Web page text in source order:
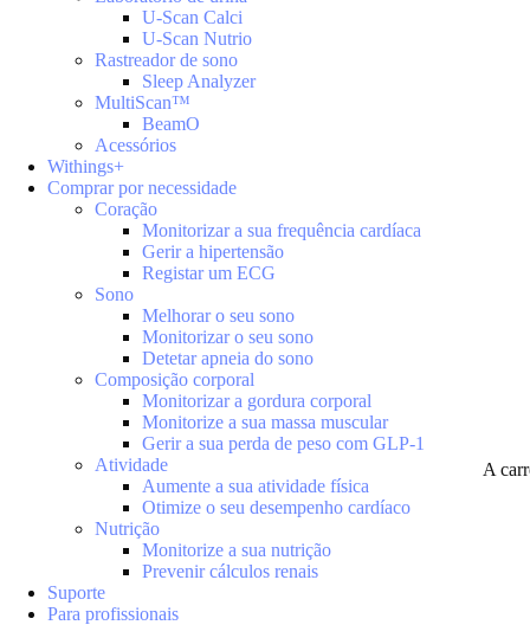
A
U-Scan Calci
U-Scan Nutrio
Rastreador de sono
Sleep Analyzer
MultiScan™
BeamO
Acessórios
Withings+
Comprar por necessidade
Coração
Monitorizar a sua frequência cardíaca
Gerir a hipertensão
Registar um ECG
Sono
Melhorar o seu sono
Monitorizar o seu sono
Detetar apneia do sono
Composição corporal
Monitorizar a gordura corporal
Monitorize a sua massa muscular
Gerir a sua perda de peso com GLP-1
Atividade
Aumente a sua atividade física
Otimize o seu desempenho cardíaco
Nutrição
Monitorize a sua nutrição
Prevenir cálculos renais
Suporte
Para profissionais